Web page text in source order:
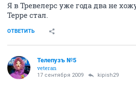
Я в Тревелерс уже года два не
Терре стал.
ОТВЕТИТЬ
Телепузъ №5
veteran
17 сентября 2009 kipish29